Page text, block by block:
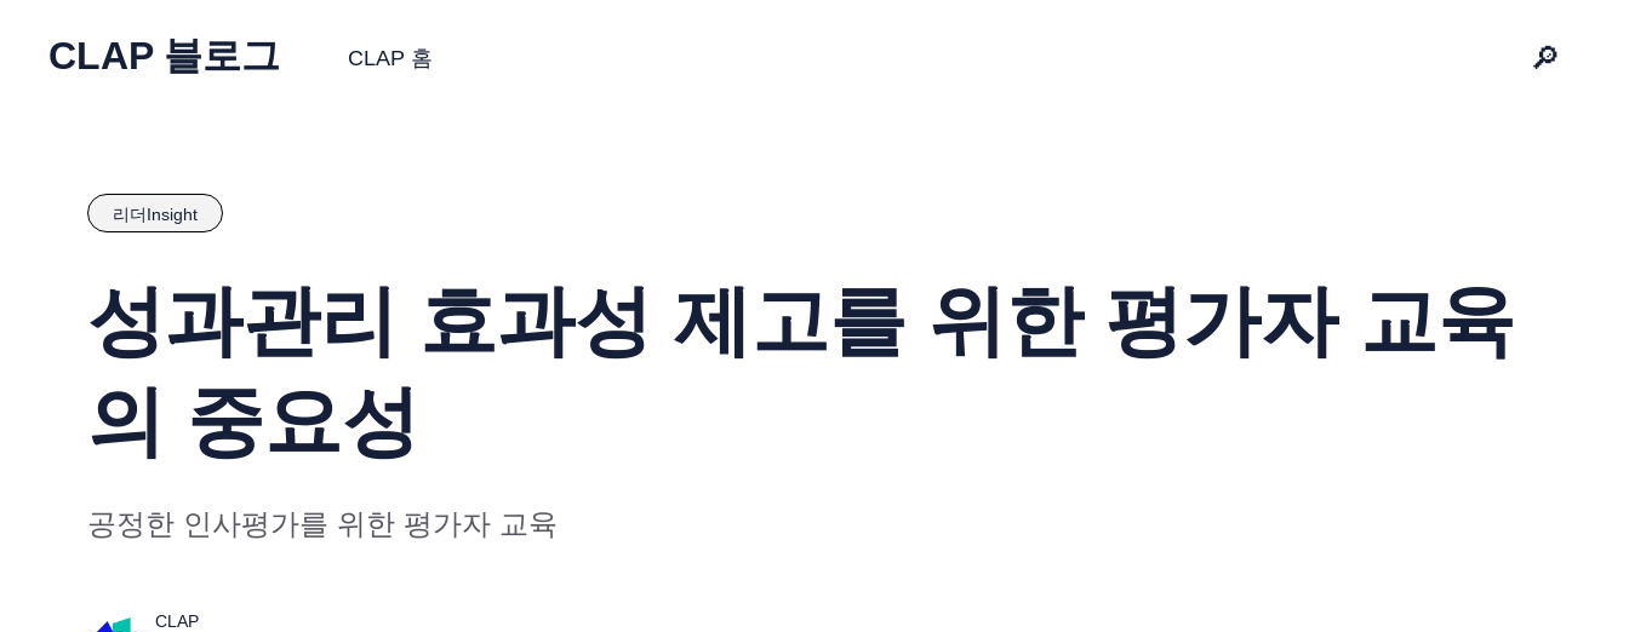
CLAP 블로그 CLAP 홈 🔎
리더Insight
성과관리 효과성 제고를 위한 평가자 교육
의 중요성
공정한 인사평가를 위한 평가자 교육
CLAP